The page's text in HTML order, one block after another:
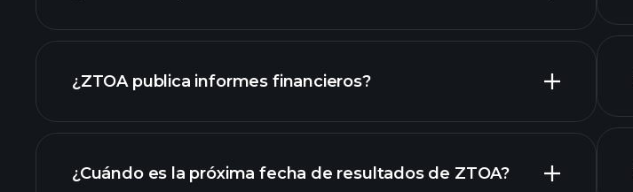
nuestra lista de acciones
¿ZTOA publica informes financieros?
los estados financieros de ZTOA
¿Cuándo es la próxima fecha de resultados de ZTOA?